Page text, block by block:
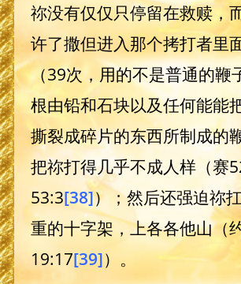
祢没有仅仅只停留在救赎，
许了撒但进入那个拷打者里
（39次，用的不是普通的鞭
根由铅和石块以及任何能能
撕裂成碎片的东西所制成的
把祢打得几乎不成人样（赛
53:3[38]）；然后还强迫祢
重的十字架，上各各他山（
19:17[39]）。